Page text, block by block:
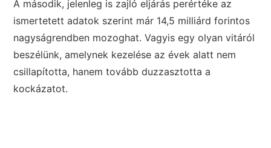
A második, jelenleg is zajló eljárás perértéke az
ismertetett adatok szerint már 14,5 milliárd forintos
nagyságrendben mozoghat. Vagyis egy olyan vitáról
beszélünk, amelynek kezelése az évek alatt nem
csillapította, hanem tovább duzzasztotta a
kockázatot.